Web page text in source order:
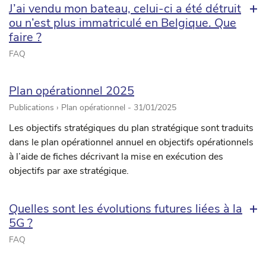
J’ai vendu mon bateau, celui-ci a été détruit
ou n’est plus immatriculé en Belgique. Que
faire ?
FAQ
Plan opérationnel 2025
Publications › Plan opérationnel - 31/01/2025
Les objectifs stratégiques du plan stratégique sont traduits
dans le plan opérationnel annuel en objectifs opérationnels
à l’aide de fiches décrivant la mise en exécution des
objectifs par axe stratégique.
Quelles sont les évolutions futures liées à la
5G ?
FAQ